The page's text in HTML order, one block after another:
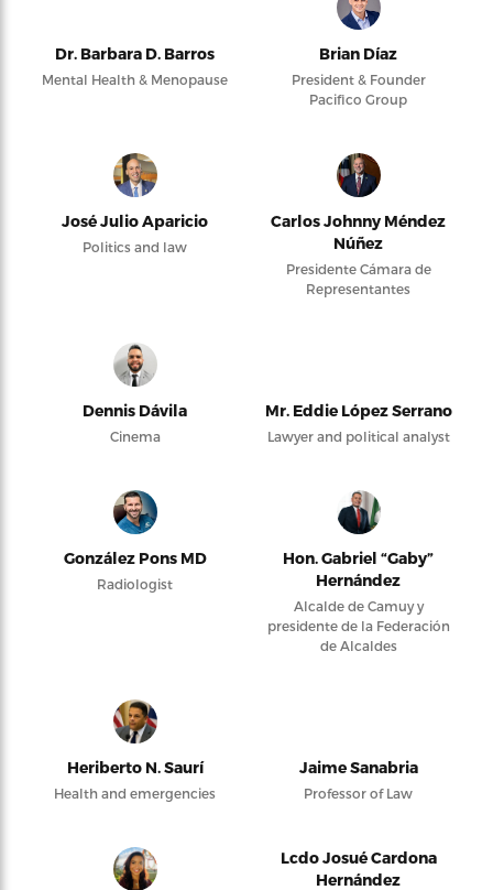
Dr. Barbara D. Barros
Mental Health & Menopause
Brian Díaz
President & Founder
Pacifico Group
José Julio Aparicio
Politics and law
Carlos Johnny Méndez
Núñez
Presidente Cámara de
Representantes
Dennis Dávila
Cinema
Mr. Eddie López Serrano
Lawyer and political analyst
González Pons MD
Radiologist
Hon. Gabriel “Gaby”
Hernández
Alcalde de Camuy y
presidente de la Federación
de Alcaldes
Heriberto N. Saurí
Health and emergencies
Jaime Sanabria
Professor of Law
Lcdo Josué Cardona
Hernández